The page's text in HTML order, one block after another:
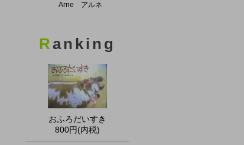
Arne アルネ
Ranking
おふろだいすき
800円(内税)